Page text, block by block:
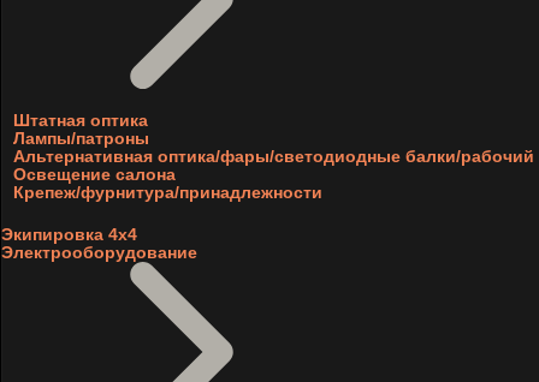
Штатная оптика
Лампы/патроны
Альтернативная оптика/фары/светодиодные балки/рабочий
Освещение салона
Крепеж/фурнитура/принадлежности
Экипировка 4х4
Электрооборудование